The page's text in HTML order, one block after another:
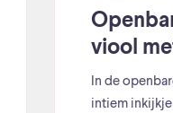
viool
In de
intiem